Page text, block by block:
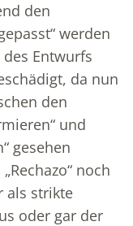
den
werden
Entwurfs
da nun
den
und
gesehen
noch
als strikte
oder gar der